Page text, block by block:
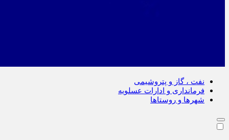
نفت ، گاز و پتروشیمی
فرمانداری و ادارات عسلویه
شهرها و روستاها